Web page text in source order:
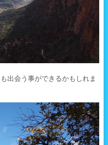
出会う事ができるかもしれま